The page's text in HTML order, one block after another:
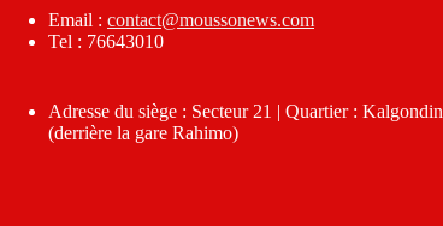
Email : contact@moussonews.com
Tel : 76643010
Adresse du siège : Secteur 21 | Quartier : Kalgondin
(derrière la gare Rahimo)